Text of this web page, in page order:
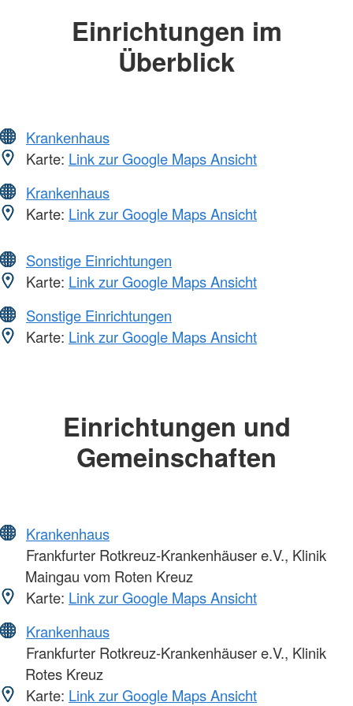
Einrichtungen im
Überblick
Krankenhaus
Karte: Link zur Google Maps Ansicht
Krankenhaus
Karte: Link zur Google Maps Ansicht
Sonstige Einrichtungen
Karte: Link zur Google Maps Ansicht
Sonstige Einrichtungen
Karte: Link zur Google Maps Ansicht
Einrichtungen und
Gemeinschaften
Krankenhaus
Frankfurter Rotkreuz-Krankenhäuser e.V., Klinik
Maingau vom Roten Kreuz
Karte: Link zur Google Maps Ansicht
Krankenhaus
Frankfurter Rotkreuz-Krankenhäuser e.V., Klinik
Rotes Kreuz
Karte: Link zur Google Maps Ansicht